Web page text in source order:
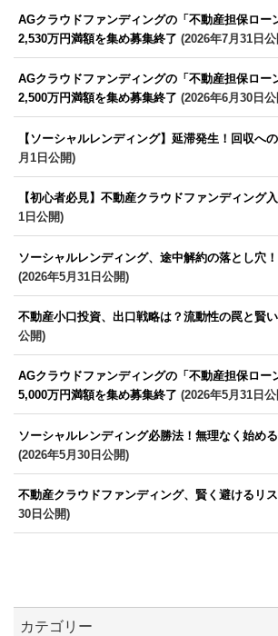
AGクラウドファンディングの「不動産担保ロー
2,530万円満額を集め募集終了 (2026年7月31日
AGクラウドファンディングの「不動産担保ロー
2,500万円満額を集め募集終了 (2026年6月30日
【ソーシャルレンディング】延滞発生！回収へ
月1日公開)
【初心者必見】不動産クラウドファンディング
1日公開)
ソーシャルレンディング、途中解約の落とし穴
(2026年5月31日公開)
不動産小口投資、出口戦略は？流動性の罠と賢
公開)
AGクラウドファンディングの「不動産担保ロー
5,000万円満額を集め募集終了 (2026年5月31日
ソーシャルレンディング必勝法！無理なく始め
(2026年5月30日公開)
不動産クラウドファンディング、賢く避けるリ
30日公開)
カテゴリー